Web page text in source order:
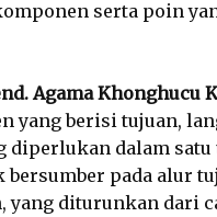
serta poin
Agama Khonghucu
yang berisi tujuan,
diperlukan dalam satu
bersumber pada alur
yang diturunkan dari